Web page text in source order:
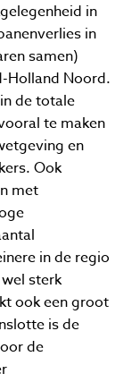
in
in
samen)
Holland Noord.
de totale
te maken
en
Ook
met
in de regio
sterk
ook een groot
is de
de